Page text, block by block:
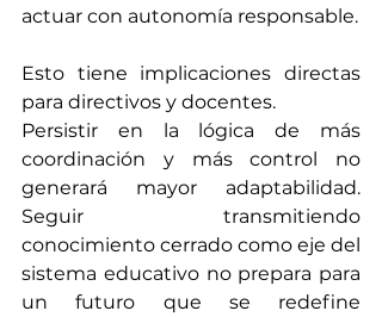
actuar con autonomía responsable.
Esto tiene implicaciones directas
para directivos y docentes.
Persistir en la lógica de más
coordinación y más control no
generará mayor adaptabilidad.
Seguir transmitiendo
conocimiento cerrado como eje del
sistema educativo no prepara para
un futuro que se redefine